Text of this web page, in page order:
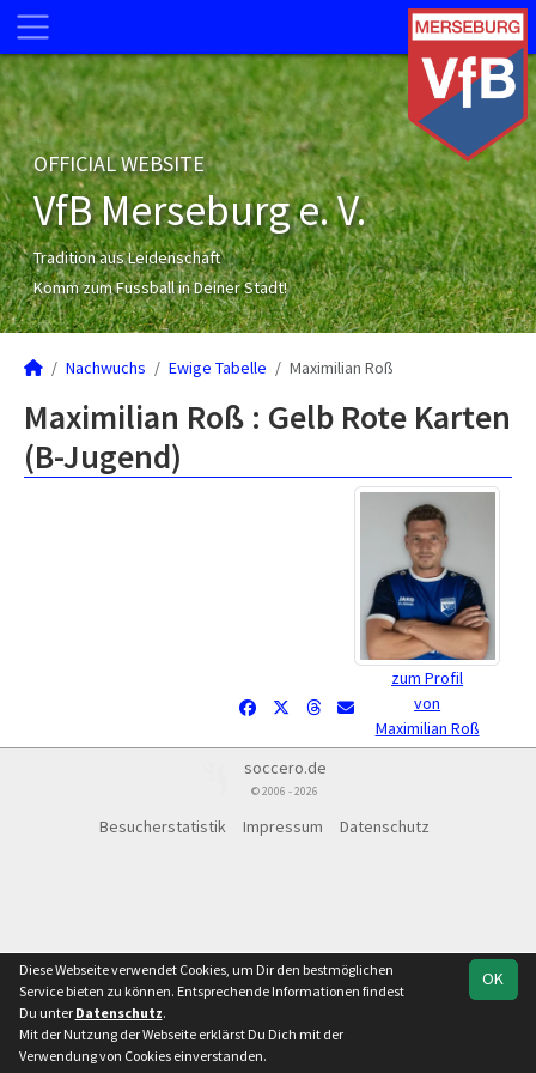
OFFICIAL WEBSITE
VfB Merseburg e. V.
Tradition aus Leidenschaft
Komm zum Fussball in Deiner Stadt!
Nachwuchs Ewige Tabelle Maximilian Roß
Maximilian Roß : Gelb Rote Karten
(B-Jugend)
zum Profil
von
Maximilian Roß
soccero.de
© 2006 - 2026
Besucherstatistik Impressum Datenschutz
OK
Diese Webseite verwendet Cookies, um Dir den bestmöglichen
Service bieten zu können. Entsprechende Informationen findest
Du unter Datenschutz.
Mit der Nutzung der Webseite erklärst Du Dich mit der
Verwendung von Cookies einverstanden.